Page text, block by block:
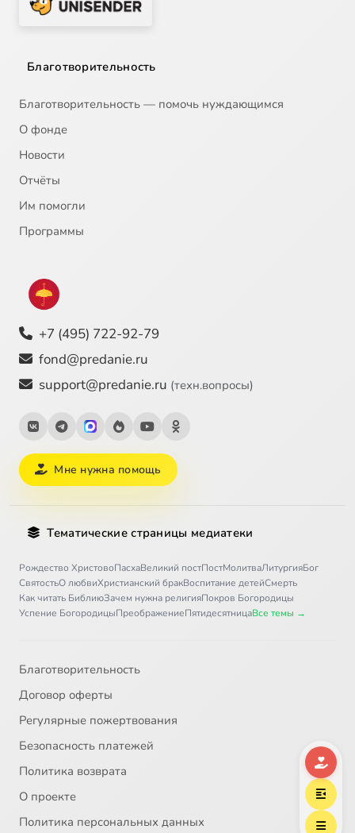
Благотворительность
Благотворительность — помочь нуждающимся
О фонде
Новости
Отчёты
Им помогли
Программы
+7 (495) 722-92-79
fond@predanie.ru
support@predanie.ru (техн.вопросы)
Мне нужна помощь
Тематические страницы медиатеки
Рождество ХристовоПасхаВеликий постПостМолитваЛитургияБог
СвятостьО любвиХристианский бракВоспитание детейСмерть
Как читать БиблиюЗачем нужна религияПокров Богородицы
Успение БогородицыПреображениеПятидесятницаВсе темы →
Благотворительность
Договор оферты
Регулярные пожертвования
Безопасность платежей
Политика возврата
О проекте
Политика персональных данных